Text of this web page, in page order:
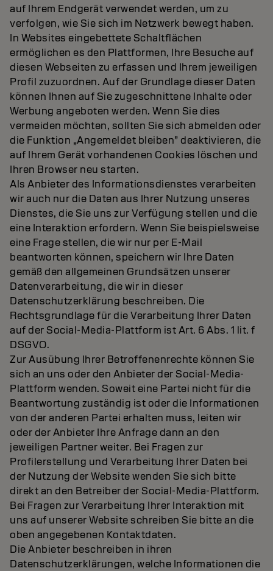
auf Ihrem Endgerät verwendet werden, um zu
verfolgen, wie Sie sich im Netzwerk bewegt haben.
In Websites eingebettete Schaltflächen
ermöglichen es den Plattformen, Ihre Besuche auf
diesen Webseiten zu erfassen und Ihrem jeweiligen
Profil zuzuordnen. Auf der Grundlage dieser Daten
können Ihnen auf Sie zugeschnittene Inhalte oder
Werbung angeboten werden. Wenn Sie dies
vermeiden möchten, sollten Sie sich abmelden oder
die Funktion „Angemeldet bleiben” deaktivieren, die
auf Ihrem Gerät vorhandenen Cookies löschen und
Ihren Browser neu starten.
Als Anbieter des Informationsdienstes verarbeiten
wir auch nur die Daten aus Ihrer Nutzung unseres
Dienstes, die Sie uns zur Verfügung stellen und die
eine Interaktion erfordern. Wenn Sie beispielsweise
eine Frage stellen, die wir nur per E-Mail
beantworten können, speichern wir Ihre Daten
gemäß den allgemeinen Grundsätzen unserer
Datenverarbeitung, die wir in dieser
Datenschutzerklärung beschreiben. Die
Rechtsgrundlage für die Verarbeitung Ihrer Daten
auf der Social-Media-Plattform ist Art. 6 Abs. 1 lit. f
DSGVO.
Zur Ausübung Ihrer Betroffenenrechte können Sie
sich an uns oder den Anbieter der Social-Media-
Plattform wenden. Soweit eine Partei nicht für die
Beantwortung zuständig ist oder die Informationen
von der anderen Partei erhalten muss, leiten wir
oder der Anbieter Ihre Anfrage dann an den
jeweiligen Partner weiter. Bei Fragen zur
Profilerstellung und Verarbeitung Ihrer Daten bei
der Nutzung der Website wenden Sie sich bitte
direkt an den Betreiber der Social-Media-Plattform.
Bei Fragen zur Verarbeitung Ihrer Interaktion mit
uns auf unserer Website schreiben Sie bitte an die
oben angegebenen Kontaktdaten.
Die Anbieter beschreiben in ihren
Datenschutzerklärungen, welche Informationen die